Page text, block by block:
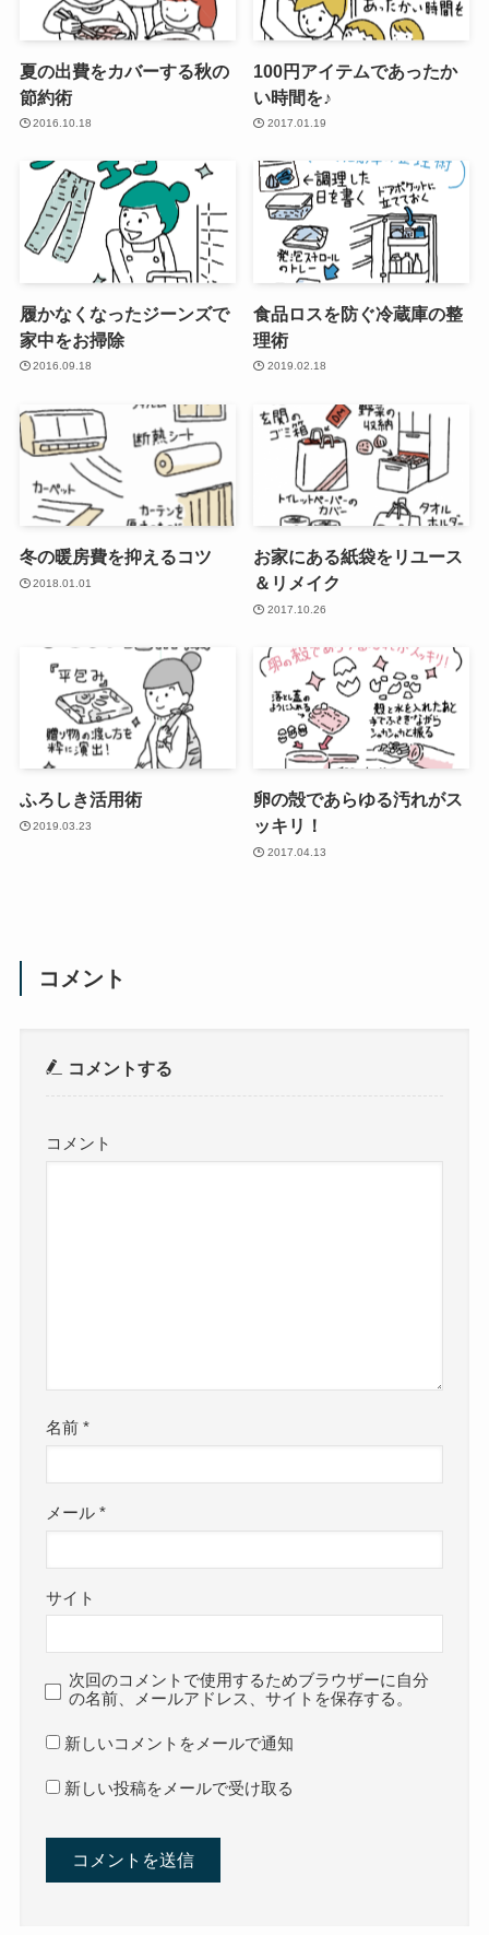
夏の出費をカバーする秋の
節約術
2016.10.18
100円アイテムであったか
い時間を♪
2017.01.19
履かなくなったジーンズで
家中をお掃除
2016.09.18
食品ロスを防ぐ冷蔵庫の整
理術
2019.02.18
冬の暖房費を抑えるコツ
2018.01.01
お家にある紙袋をリユース
＆リメイク
2017.10.26
ふろしき活用術
2019.03.23
卵の殻であらゆる汚れがス
ッキリ！
2017.04.13
コメント
コメントする
コメント
名前*
メール*
サイト
次回のコメントで使用するためブラウザーに自分
の名前、メールアドレス、サイトを保存する。
新しいコメントをメールで通知
新しい投稿をメールで受け取る